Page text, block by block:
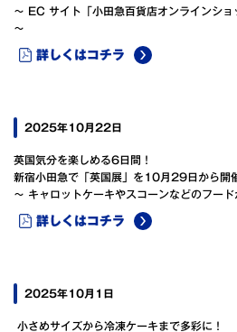
～ EC サイト「小田急百貨店オンラインショ
～
詳しくはコチラ
2025年10月22日
英国気分を楽しめる6日間！
新宿小田急で「英国展」を10月29日から開
～ キャロットケーキやスコーンなどのフー
詳しくはコチラ
2025年10月1日
小さめサイズから冷凍ケーキまで多彩に！